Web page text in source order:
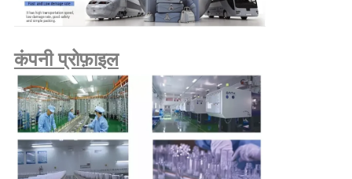
कंपनी प्रोफ़ाइल